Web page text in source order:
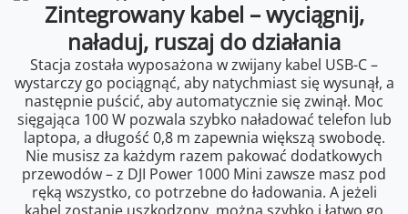
Zintegrowany kabel – wyciągnij,
naładuj, ruszaj do działania
Stacja została wyposażona w zwijany kabel USB-C –
wystarczy go pociągnąć, aby natychmiast się wysunął, a
następnie puścić, aby automatycznie się zwinął. Moc
sięgająca 100 W pozwala szybko naładować telefon lub
laptopa, a długość 0,8 m zapewnia większą swobodę.
Nie musisz za każdym razem pakować dodatkowych
przewodów – z DJI Power 1000 Mini zawsze masz pod
ręką wszystko, co potrzebne do ładowania. A jeżeli